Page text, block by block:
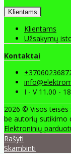
Klientams
Klientams
Užsakymų
Kontaktai
I - V 11.00 -
2026 © Visos
be autorių sutikimo
Elektroninių
Rašyti
Skambinti